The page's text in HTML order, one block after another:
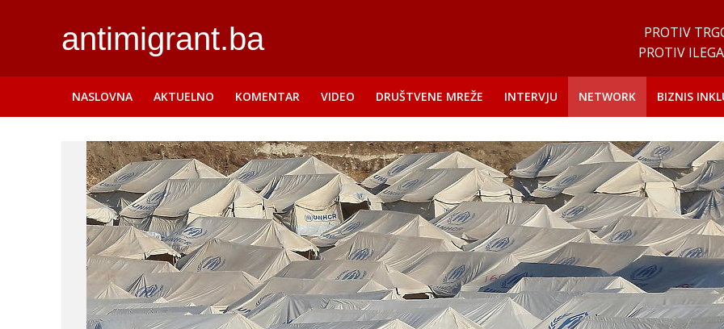
antimigrant.ba
PROTIV
PROTIV
NASLOVNA AKTUELNO KOMENTAR VIDEO DRUŠTVENE MREŽE INTERVJU NETWORK BIZNIS